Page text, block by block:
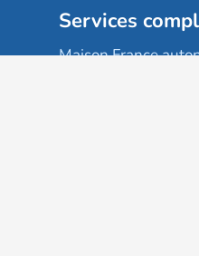
Services
Maison France